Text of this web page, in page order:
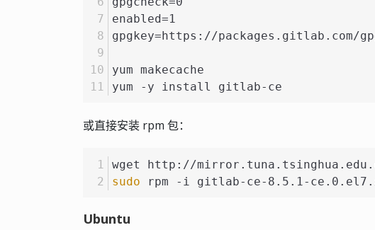
enabled=1
gpgkey=https://packages.gitlab.com/
yum makecache
yum -y install gitlab-ce
或直接安装 rpm 包：
wget http://
sudo rpm -i gitlab-ce-8.5.1-
Ubuntu